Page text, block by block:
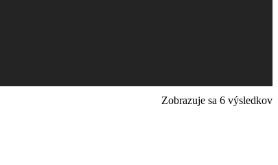
Zobrazuje sa 6 výsledkov